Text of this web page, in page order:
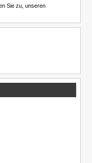
Sie zu, unseren